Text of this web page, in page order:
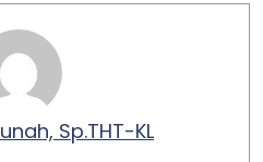
Sp.THT-KL